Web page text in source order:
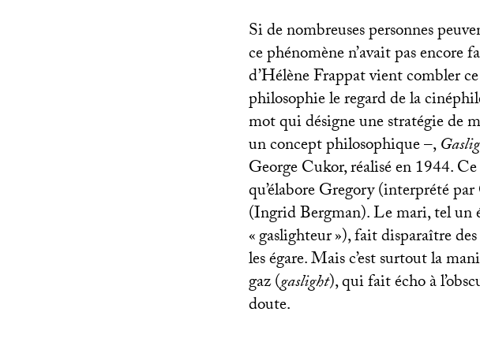
Si de nombreuses personnes
ce phénomène n’avait pas
d’Hélène Frappat vient combler
philosophie le regard de la
mot qui désigne une stratégie de
un concept philosophique –,
George Cukor, réalisé en 1944.
qu’élabore Gregory (interprété
(Ingrid Bergman). Le mari, tel un
«gaslighteur»), fait disparaître
les égare. Mais c’est surtout la
gaz (gaslight), qui fait écho à
doute.